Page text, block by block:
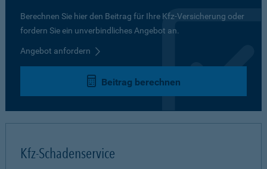
Berechnen Sie hier den Beitrag für Ihre Kfz-Versicherung oder
fordern Sie ein unverbindliches Angebot an.
Angebot anfordern
Beitrag berechnen
Kfz-Schadenservice